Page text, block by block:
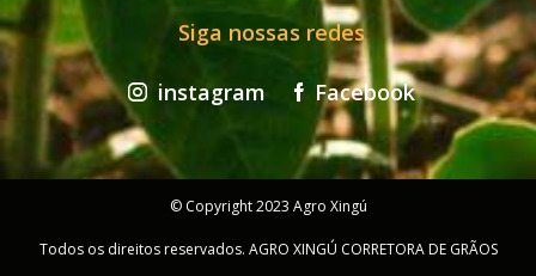
Siga nossas redes
instagram Facebook
© Copyright 2023 Agro Xingú
Todos os direitos reservados. AGRO XINGÚ CORRETORA DE GRÃOS